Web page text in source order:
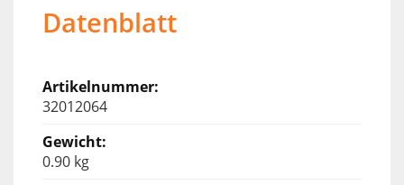
Datenblatt
32012064
0.90 kg